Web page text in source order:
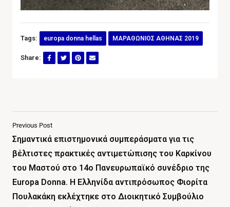
Tags: europa donna hellas ΜΑΡΑΘΩΝΙΟΣ ΑΘΗΝΑΣ 2019
Share:
Previous Post
Σημαντικά επιστημονικά συμπεράσματα για τις
βέλτιστες πρακτικές αντιμετώπισης του Καρκίνου
του Μαστού στο 14ο Πανευρωπαϊκό συνέδριο της
Europa Donna. Η Ελληνίδα αντιπρόσωπος Φιορίτα
Πουλακάκη εκλέχτηκε στο Διοικητικό Συμβούλιο